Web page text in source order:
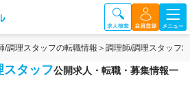
/調理スタッフの転職情報 調理師/調理スタッフ
スタッフ公開求人・転職・募集情報一